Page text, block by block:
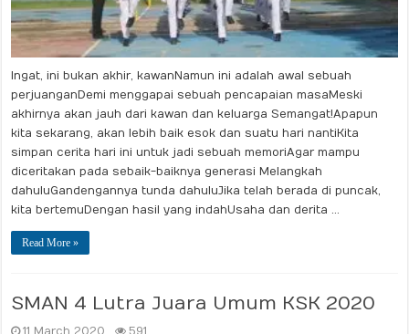
Ingat, ini bukan akhir, kawanNamun ini adalah awal sebuah
perjuanganDemi menggapai sebuah pencapaian masaMeski
akhirnya akan jauh dari kawan dan keluarga Semangat!Apapun
kita sekarang, akan lebih baik esok dan suatu hari nantiKita
simpan cerita hari ini untuk jadi sebuah memoriAgar mampu
diceritakan pada sebaik-baiknya generasi Melangkah
dahuluGandengannya tunda dahuluJika telah berada di puncak,
kita bertemuDengan hasil yang indahUsaha dan derita …
Read More »
SMAN 4 Lutra Juara Umum KSK 2020
11 March 2020 591